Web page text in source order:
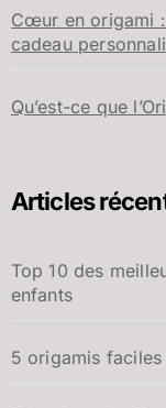
Cœur en origami
cadeau
Qu’est-ce que
Articles
Top 10 des
enfants
5 origamis faciles